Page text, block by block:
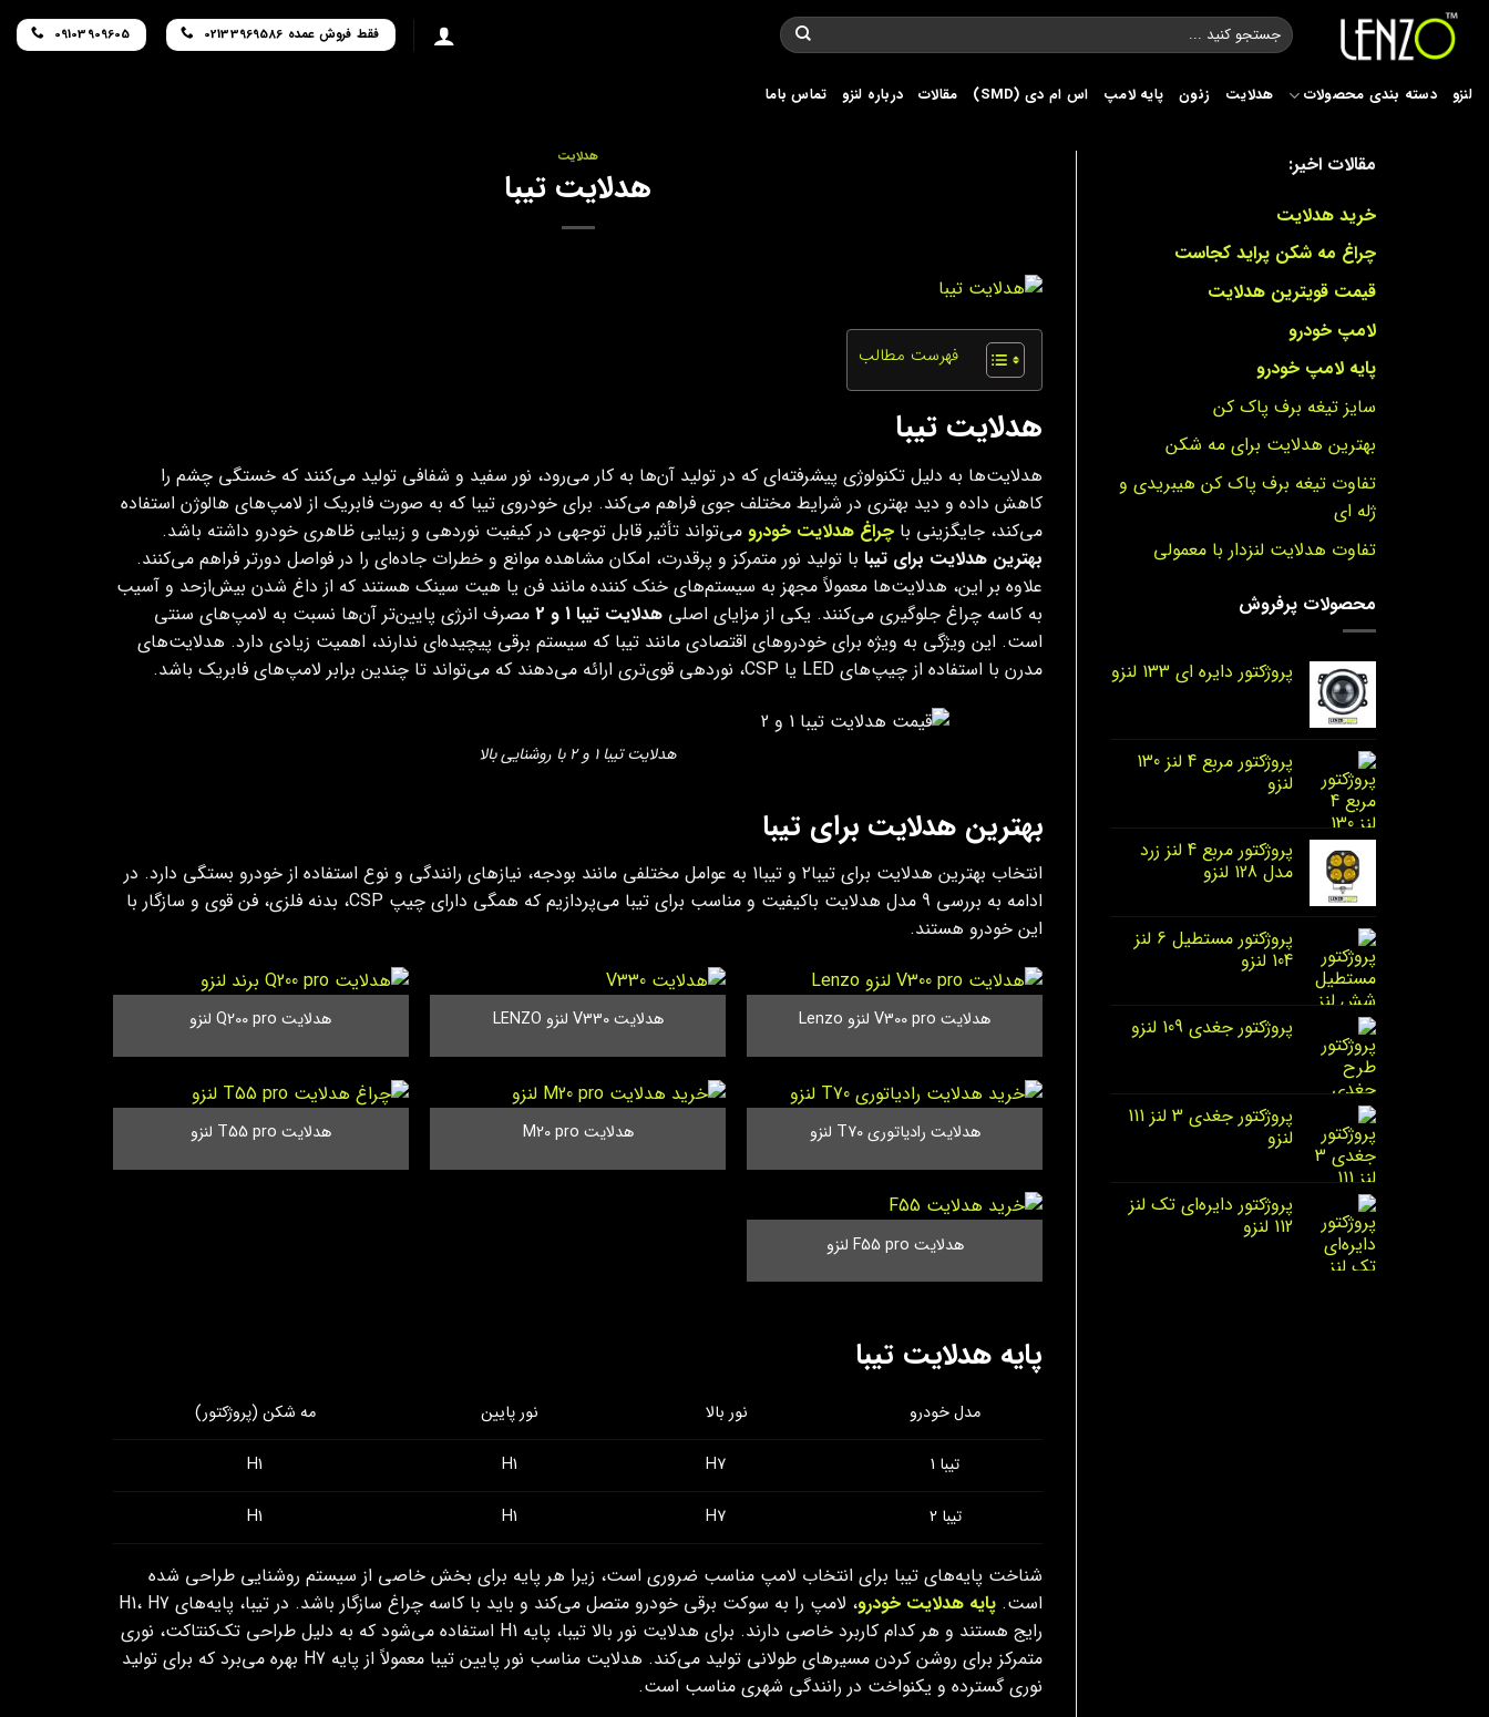
Skip
content
جستجو
برای:
فقط فروش عمده 02133969586 09103909605
لنزو دسته بندی محصولات هدلایت زنون پایه لامپ اس ام دی (SMD) مقالات درباره لنزو تماس باما
مقالات اخیر:
خرید هدلایت
چراغ مه شکن پراید کجاست
قیمت قویترین هدلایت
لامپ خودرو
پایه لامپ خودرو
سایز تیغه برف پاک کن
بهترین هدلایت برای مه شکن
تفاوت تیغه برف پاک کن هیبریدی و
ژله ای
تفاوت هدلایت لنزدار با معمولی
محصولات پرفروش
پروژکتور دایره‌ ای 133 لنزو
پروژکتور مربع 4 لنز 130
لنزو
پروژکتور مربع 4 لنز زرد
مدل 128 لنزو
پروژکتور مستطیل 6 لنز
104 لنزو
پروژکتور جغدی 109 لنزو
پروژکتور جغدی 3 لنز 111
لنزو
پروژکتور دایره‌ای تک لنز
112 لنزو
هدلایت
هدلایت تیبا
فهرست مطالب
هدلایت تیبا
هدلایت‌ها به دلیل تکنولوژی پیشرفته‌ای که در تولید آن‌ها به کار می‌رود، نور سفید و شفافی تولید می‌کنند که خستگی چشم را
کاهش داده و دید بهتری در شرایط مختلف جوی فراهم می‌کند. برای خودروی تیبا که به‌ صورت فابریک از لامپ‌های هالوژن استفاده
می‌کند، جایگزینی با چراغ هدلایت خودرو می‌تواند تأثیر قابل‌ توجهی در کیفیت نوردهی و زیبایی ظاهری خودرو داشته باشد.
بهترین هدلایت برای تیبا با تولید نور متمرکز و پرقدرت، امکان مشاهده موانع و خطرات جاده‌ای را در فواصل دورتر فراهم می‌کنند.
علاوه بر این، هدلایت‌ها معمولاً مجهز به سیستم‌های خنک‌ کننده مانند فن یا هیت‌ سینک هستند که از داغ شدن بیش‌ازحد و آسیب
به کاسه چراغ جلوگیری می‌کنند. یکی از مزایای اصلی هدلایت تیبا 1 و 2
مصرف انرژی پایین‌تر آن‌ها نسبت به لامپ‌های سنتی
است. این ویژگی به‌ ویژه برای خودروهای اقتصادی مانند تیبا که سیستم برقی پیچیده‌ای ندارند، اهمیت زیادی دارد. هدلایت‌های
مدرن با استفاده از چیپ‌های LED یا CSP، نوردهی قوی‌تری ارائه می‌دهند که می‌تواند تا چندین برابر لامپ‌های فابریک باشد.
هدلایت تیبا 1 و 2 با روشنایی بالا
بهترین هدلایت برای تیبا
انتخاب بهترین هدلایت برای تیبا۲ و تیبا1 به عوامل مختلفی مانند بودجه، نیازهای رانندگی و نوع استفاده از خودرو بستگی دارد. در
ادامه به بررسی 9 مدل هدلایت باکیفیت و مناسب برای تیبا می‌پردازیم که همگی دارای چیپ CSP، بدنه فلزی، فن قوی و سازگار با
این خودرو هستند.
هدلایت V300 pro لنزو Lenzo هدلایت V330 لنزو LENZO هدلایت Q200 pro لنزو
هدلایت رادیاتوری T70 لنزو هدلایت M20 pro هدلایت T55 pro لنزو
هدلایت F55 pro لنزو
پایه هدلایت تیبا
مدل خودرو نور بالا نور پایین مه شکن (پروژکتور)
تیبا 1 H1
H1
تیبا 2 H1
H1
شناخت پایه‌های تیبا برای انتخاب لامپ مناسب ضروری است، زیرا هر پایه برای بخش خاصی از سیستم روشنایی طراحی شده
است. پایه هدلایت خودرو
، لامپ را به سوکت برقی خودرو متصل می‌کند و باید با کاسه چراغ سازگار باشد. در تیبا، پایه‌های H1، H7
رایج هستند و هر کدام کاربرد خاصی دارند. برای هدلایت نور بالا تیبا، پایه H1 استفاده می‌شود که به دلیل طراحی تک‌کنتاکت، نوری
متمرکز برای روشن کردن مسیرهای طولانی تولید می‌کند. هدلایت مناسب نور پایین تیبا معمولاً از پایه H7 بهره می‌برد که برای تولید
نوری گسترده و یکنواخت در رانندگی شهری مناسب است.